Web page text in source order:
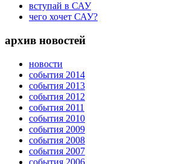
вступай в САУ
чего хочет САУ?
архив новостей
новости
события 2014
события 2013
события 2012
события 2011
события 2010
события 2009
события 2008
события 2007
события 2006